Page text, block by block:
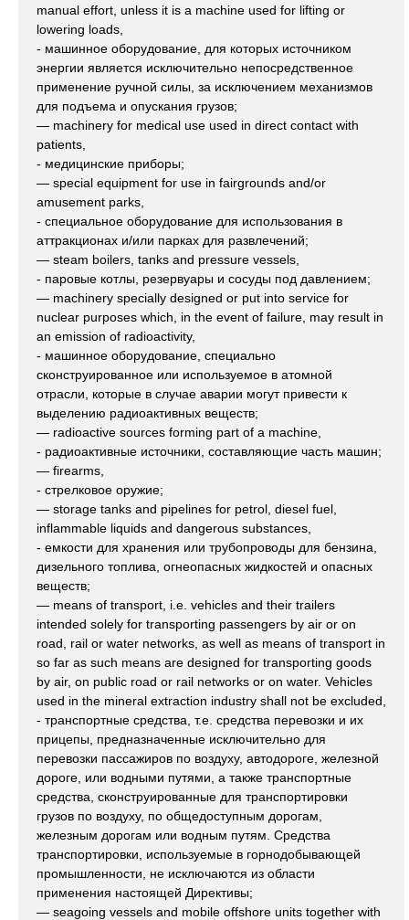
manual effort, unless it is a machine used for lifting or
lowering loads,
- машинное оборудование, для которых источником
энергии является исключительно непосредственное
применение ручной силы, за исключением механизмов
для подъема и опускания грузов;
— machinery for medical use used in direct contact with
patients,
- медицинские приборы;
— special equipment for use in fairgrounds and/or
amusement parks,
- специальное оборудование для использования в
аттракционах и/или парках для развлечений;
— steam boilers, tanks and pressure vessels,
- паровые котлы, резервуары и сосуды под давлением;
— machinery specially designed or put into service for
nuclear purposes which, in the event of failure, may result in
an emission of radioactivity,
- машинное оборудование, специально
сконструированное или используемое в атомной
отрасли, которые в случае аварии могут привести к
выделению радиоактивных веществ;
— radioactive sources forming part of a machine,
- радиоактивные источники, составляющие часть машин;
— firearms,
- стрелковое оружие;
— storage tanks and pipelines for petrol, diesel fuel,
inflammable liquids and dangerous substances,
- емкости для хранения или трубопроводы для бензина,
дизельного топлива, огнеопасных жидкостей и опасных
веществ;
— means of transport, i.e. vehicles and their trailers
intended solely for transporting passengers by air or on
road, rail or water networks, as well as means of transport in
so far as such means are designed for transporting goods
by air, on public road or rail networks or on water. Vehicles
used in the mineral extraction industry shall not be excluded,
- транспортные средства, т.е. средства перевозки и их
прицепы, предназначенные исключительно для
перевозки пассажиров по воздуху, автодороге, железной
дороге, или водными путями, а также транспортные
средства, сконструированные для транспортировки
грузов по воздуху, по общедоступным дорогам,
железным дорогам или водным путям. Средства
транспортировки, используемые в горнодобывающей
промышленности, не исключаются из области
применения настоящей Директивы;
— seagoing vessels and mobile offshore units together with